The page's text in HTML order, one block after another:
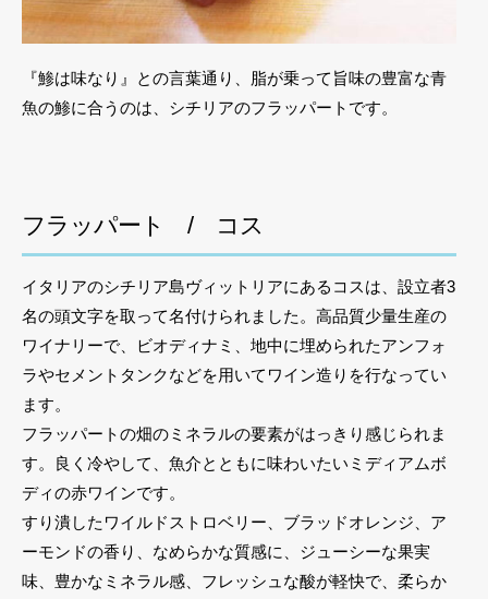
『鯵は味なり』との言葉通り、脂が乗って旨味の豊富な青
魚の鯵に合うのは、シチリアのフラッパートです。
フラッパート / コス
イタリアのシチリア島ヴィットリアにあるコスは、設立者3
名の頭文字を取って名付けられました。高品質少量生産の
ワイナリーで、ビオディナミ、地中に埋められたアンフォ
ラやセメントタンクなどを用いてワイン造りを行なってい
ます。
フラッパートの畑のミネラルの要素がはっきり感じられま
す。良く冷やして、魚介とともに味わいたいミディアムボ
ディの赤ワインです。
すり潰したワイルドストロベリー、ブラッドオレンジ、ア
ーモンドの香り、なめらかな質感に、ジューシーな果実
味、豊かなミネラル感、フレッシュな酸が軽快で、柔らか